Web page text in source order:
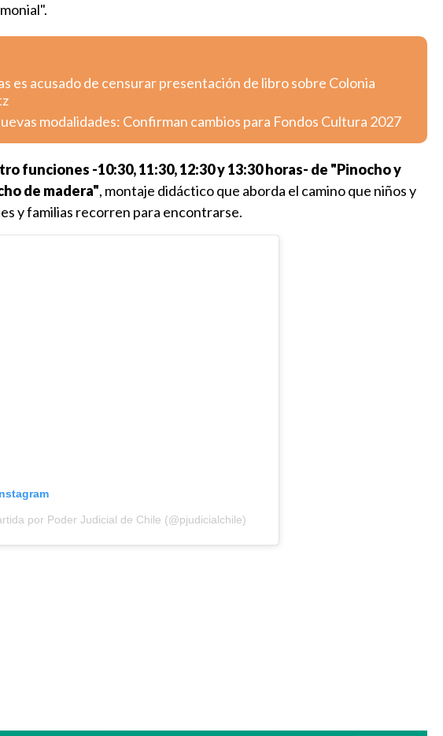
es acusado de censurar presentación de libro sobre Colonia
modalidades: Confirman cambios para Fondos Cultura 2027
funciones -10:30, 11:30, 12:30 y 13:30 horas- de "Pinocho y
de madera", montaje didáctico que aborda el camino que niños y
y familias recorren para encontrarse.
por Poder Judicial de Chile (@pjudicialchile)